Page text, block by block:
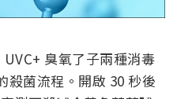
臭氧了子兩種消毒
殺菌流程。開啟 30 秒後